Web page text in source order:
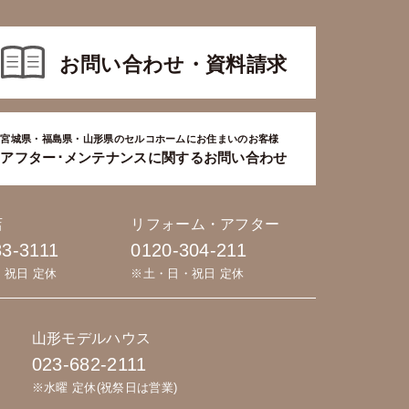
お問い合わせ・資料請求
宮城県・福島県・山形県のセルコホームにお住まいのお客様
アフター･メンテナンスに関するお問い合わせ
3111
日 定休
リフォーム・アフター
0120-304-211
※土・日・祝日 定休
山形モデルハウス
023-682-2111
※水曜 定休(祝祭日は営業)